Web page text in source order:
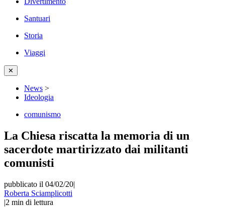
Santuari
Storia
Viaggi
✕
News >
Ideologia
comunismo
La Chiesa riscatta la memoria di un
sacerdote martirizzato dai militanti
comunisti
pubblicato il 04/02/20|
Roberta Sciamplicotti
|2 min di lettura